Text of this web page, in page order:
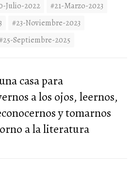
Julio-2022
#21-Marzo-2023
#23-Noviembre-2023
Septiembre-2025
casa para
a los ojos, leernos,
y tomarnos
a la literatura